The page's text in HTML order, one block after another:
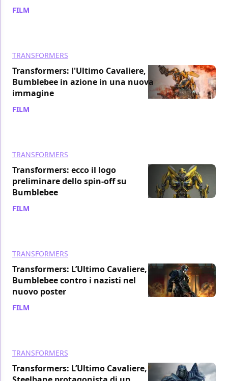
FILM
TRANSFORMERS
Transformers: l'Ultimo Cavaliere,
Bumblebee in azione in una nuova
immagine
FILM
TRANSFORMERS
Transformers: ecco il logo
preliminare dello spin-off su
Bumblebee
FILM
TRANSFORMERS
Transformers: L’Ultimo Cavaliere,
Bumblebee contro i nazisti nel
nuovo poster
FILM
TRANSFORMERS
Transformers: L’Ultimo Cavaliere,